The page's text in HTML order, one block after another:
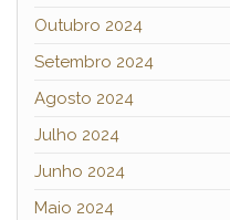
Outubro 2024
Setembro 2024
Agosto 2024
Julho 2024
Junho 2024
Maio 2024